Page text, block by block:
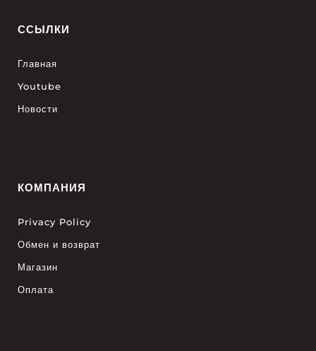
ССЫЛКИ
Главная
Youtube
Новости
КОМПАНИЯ
Privacy Policy
Обмен и возврат
Магазин
Оплата